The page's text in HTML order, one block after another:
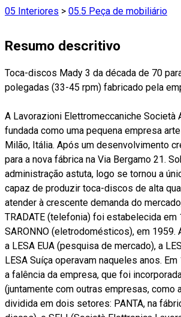
05 Interiores > 05.5 Peça de mobiliário
Resumo descritivo
Toca-discos Mady 3 da década de 70
polegadas (33-45 rpm) fabricado pela
A Lavorazioni Elettromeccaniche Società
fundada como uma pequena empresa
Milão, Itália. Após um desenvolvimento
para a nova fábrica na Via Bergamo 21.
administração astuta, logo se tornou a
capaz de produzir toca-discos de alta
atender à crescente demanda do
TRADATE (telefonia) foi estabelecida em
SARONNO (eletrodomésticos), em 1959.
a LESA EUA (pesquisa de mercado), a
LESA Suíça operavam naqueles anos.
a falência da empresa, que foi
(juntamente com outras empresas, como
dividida em dois setores: PANTA, na